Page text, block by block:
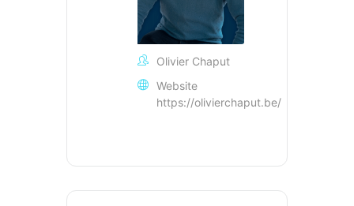
Olivier Chaput
Website
https://olivierchaput.be/